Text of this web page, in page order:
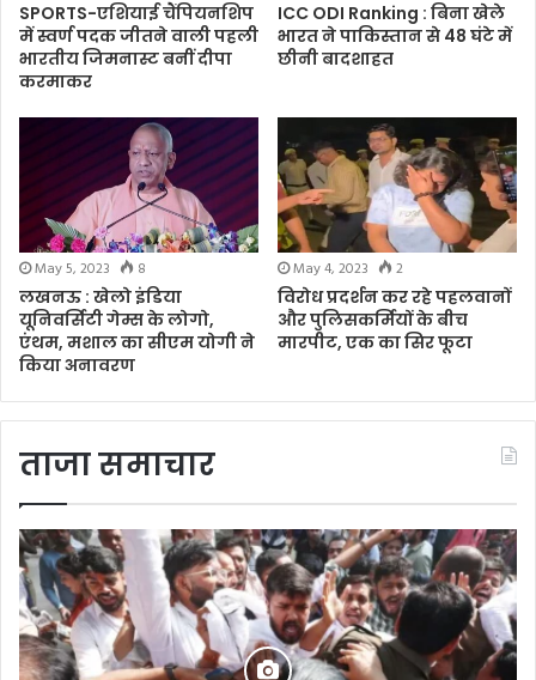
SPORTS-एशियाई चैंपियनशिप
में स्वर्ण पदक जीतने वाली पहली
भारतीय जिमनास्ट बनीं दीपा
करमाकर
ICC ODI Ranking : बिना खेले
भारत ने पाकिस्तान से 48 घंटे में
छीनी बादशाहत
May 5, 2023
8
लखनऊ : खेलो इंडिया
यूनिवर्सिटी गेम्स के लोगो,
एंथम, मशाल का सीएम योगी ने
किया अनावरण
May 4, 2023
2
विरोध प्रदर्शन कर रहे पहलवानों
और पुलिसकर्मियों के बीच
मारपीट, एक का सिर फूटा
ताजा समाचार